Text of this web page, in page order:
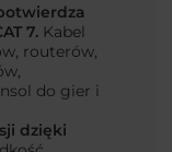
7. Kabel
routerów,
do gier i
dzięki